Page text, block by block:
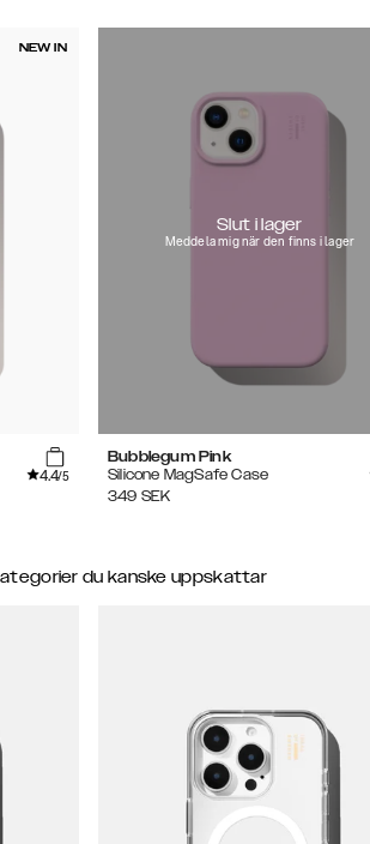
NEW IN
4.4/5
Slut i lager
Meddela mig när den finns i lager
Bubblegum Pink
Silicone MagSafe Case
349 SEK
du kanske uppskattar